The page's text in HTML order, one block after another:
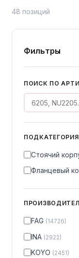
48 позиций
Фильтры
ПОИСК ПО
ПОДКАТЕГОРИЯ
Стоячий
Фланцевый
FAG (14726)
INA (2922)
KOYO (2451)